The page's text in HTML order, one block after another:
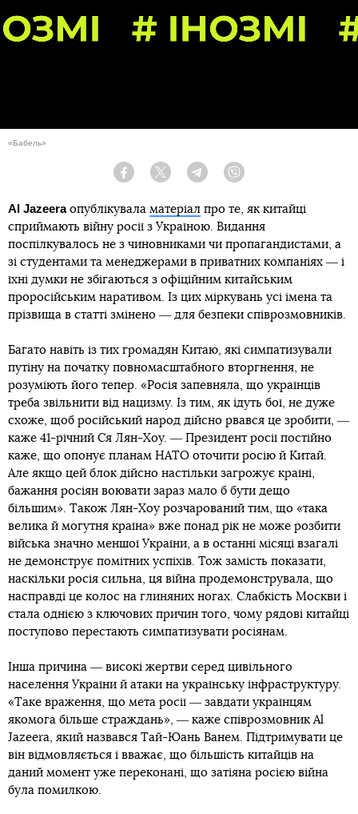
«Бабель»
Facebook Twitter Telegram
Al Jazeeraопублікувала матеріал про те, як китайці
сприймають війну росії з Україною. Видання
поспілкувалось не з чиновниками чи пропагандистами, а
зі студентами та менеджерами в приватних компаніях ― і
їхні думки не збігаються з офіційним китайським
проросійським наративом. Із цих міркувань усі імена та
прізвища в статті змінено ― для безпеки співрозмовників.
Багато навіть із тих громадян Китаю, які симпатизували
путіну на початку повномасштабного вторгнення, не
розуміють його тепер. «Росія запевняла, що українців
треба звільнити від нацизму. Із тим, як ідуть бої, не дуже
схоже, щоб російський народ дійсно рвався це зробити, ―
каже 41-річний Ся Лян-Хоу. ― Президент росії постійно
каже, що опонує планам НАТО оточити росію й Китай.
Але якщо цей блок дійсно настільки загрожує країні,
бажання росіян воювати зараз мало б бути дещо
більшим». Також Лян-Хоу розчарований тим, що «така
велика й могутня країна» вже понад рік не може розбити
війська значно меншої України, а в останні місяці взагалі
не демонструє помітних успіхів. Тож замість показати,
наскільки росія сильна, ця війна продемонструвала, що
насправді це колос на глиняних ногах. Слабкість Москви і
стала однією з ключових причин того, чому рядові китайці
поступово перестають симпатизувати росіянам.
Інша причина ― високі жертви серед цивільного
населення України й атаки на українську інфраструктуру.
«Таке враження, що мета росії ― завдати українцям
якомога більше страждань», ― каже співрозмовник Al
Jazeera, який назвався Тай-Юань Ванем. Підтримувати це
він відмовляється і вважає, що більшість китайців на
даний момент уже переконані, що затіяна росією війна
була помилкою.